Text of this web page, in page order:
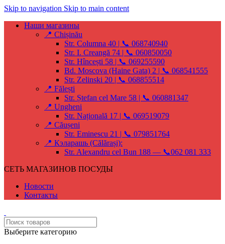
Skip to navigation Skip to main content
Наши магазины
📍 Chișinău
Str. Columna 40 | 📞 068740940
Str. I. Creangă 74 | 📞 060850050
Str. Hîncești 58 | 📞 069255590
Bd. Moscova (Haine Gata) 2 | 📞 068541555
Str. Zelinski 20 | 📞 068855514
📍 Fălești
Str. Ștefan cel Mare 58 | 📞 060881347
📍 Ungheni
Str. Națională 17 | 📞 069519079
📍 Căușeni
Str. Eminescu 21 | 📞 079851764
📍 Кэларашь (Călărași):
Str. Alexandru cel Bun 188 — 📞062 081 333
СЕТЬ МАГАЗИНОВ ПОСУДЫ
Новости
Контакты
Выберите категорию